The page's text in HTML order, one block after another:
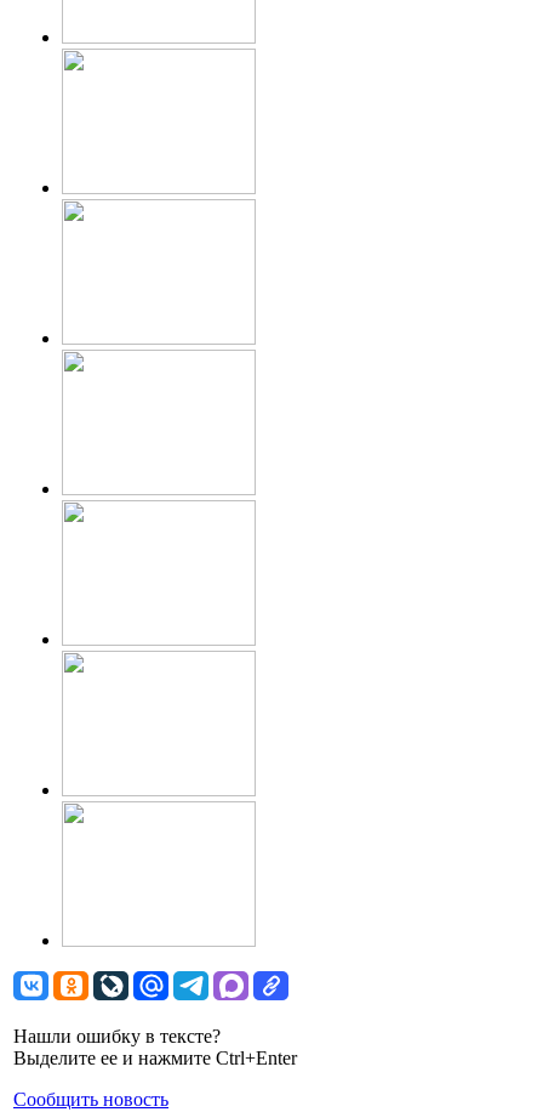
Нашли ошибку в тексте?
Выделите ее и нажмите Ctrl+Enter
Сообщить новость